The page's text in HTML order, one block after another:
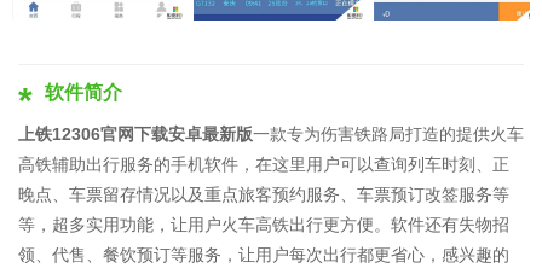
软件简介
上铁12306官网下载安卓最新版一款专为伤害铁路局打造的提供火车
高铁辅助出行服务的手机软件，在这里用户可以查询列车时刻、正
晚点、车票留存情况以及重点旅客预约服务、车票预订改签服务等
等，超多实用功能，让用户火车高铁出行更方便。软件还有失物招
领、代售、餐饮预订等服务，让用户每次出行都更省心，感兴趣的